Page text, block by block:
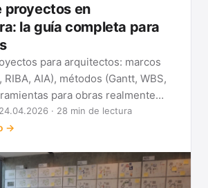
proyectos en
la guía completa para
para arquitectos: marcos
RIBA, AIA), métodos (Gantt, WBS,
para obras realmente
· 28 min de lectura
→